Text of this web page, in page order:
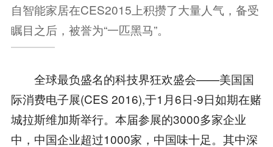
自智能家居在CES2015上积攒了大量人气，备受
瞩目之后，被誉为“一匹黑马”。
全球最负盛名的科技界狂欢盛会——美国国
际消费电子展(CES 2016),于1月6日-9日如期在赌
城拉斯维加斯举行。本届参展的3000多家企业
中，中国企业超过1000家，中国味十足。其中深